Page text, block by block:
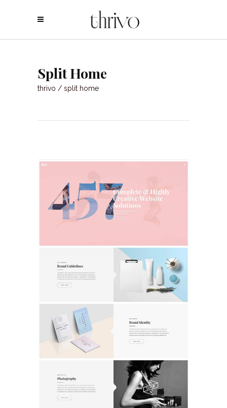
Split Home
thrivo / split home